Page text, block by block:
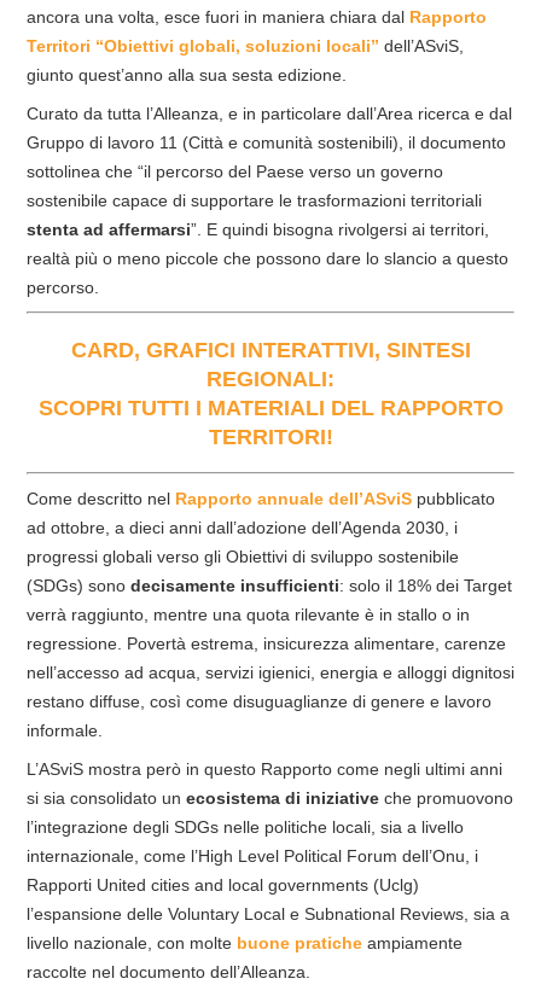
ancora una volta, esce fuori in maniera chiara dal Rapporto
Territori “Obiettivi globali, soluzioni locali” dell’ASviS,
giunto quest’anno alla sua sesta edizione.
Curato da tutta l’Alleanza, e in particolare dall’Area ricerca e dal
Gruppo di lavoro 11 (Città e comunità sostenibili), il documento
sottolinea che “il percorso del Paese verso un governo
sostenibile capace di supportare le trasformazioni territoriali
stenta ad affermarsi”. E quindi bisogna rivolgersi ai territori,
realtà più o meno piccole che possono dare lo slancio a questo
percorso.
CARD, GRAFICI INTERATTIVI, SINTESI
REGIONALI:
SCOPRI TUTTI I MATERIALI DEL RAPPORTO
TERRITORI!
Come descritto nel Rapporto annuale dell’ASviS pubblicato
ad ottobre, a dieci anni dall’adozione dell’Agenda 2030, i
progressi globali verso gli Obiettivi di sviluppo sostenibile
(SDGs) sono decisamente insufficienti: solo il 18% dei Target
verrà raggiunto, mentre una quota rilevante è in stallo o in
regressione. Povertà estrema, insicurezza alimentare, carenze
nell’accesso ad acqua, servizi igienici, energia e alloggi dignitosi
restano diffuse, così come disuguaglianze di genere e lavoro
informale.
L’ASviS mostra però in questo Rapporto come negli ultimi anni
si sia consolidato un ecosistema di iniziative che promuovono
l’integrazione degli SDGs nelle politiche locali, sia a livello
internazionale, come l’High Level Political Forum dell’Onu, i
Rapporti United cities and local governments (Uclg)
l’espansione delle Voluntary Local e Subnational Reviews, sia a
livello nazionale, con molte buone pratiche ampiamente
raccolte nel documento dell’Alleanza.